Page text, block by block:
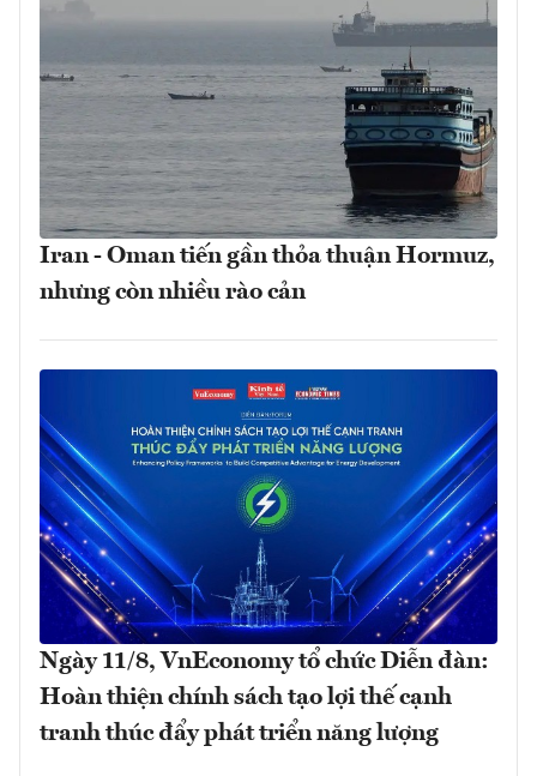
Iran - Oman tiến gần thỏa thuận Hormuz,
nhưng còn nhiều rào cản
Ngày 11/8, VnEconomy tổ chức Diễn đàn:
Hoàn thiện chính sách tạo lợi thế cạnh
tranh thúc đẩy phát triển năng lượng